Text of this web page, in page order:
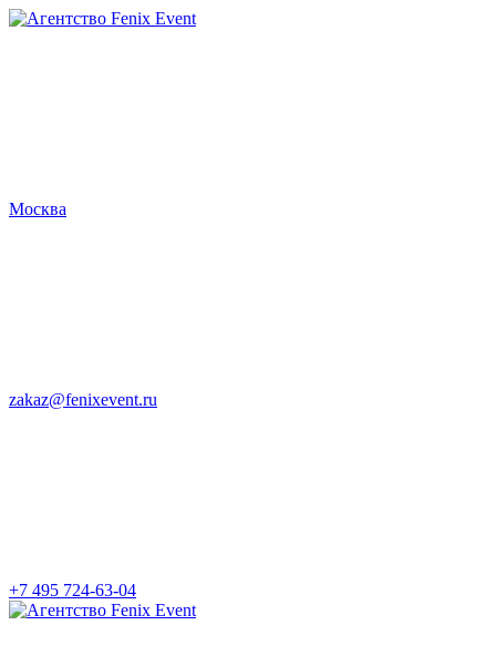
Агентство
Москва
zakaz@fenixevent.ru
+7 495 724-63-04
Агентство